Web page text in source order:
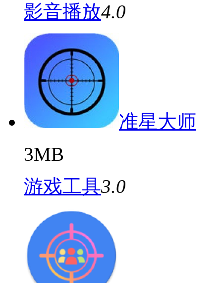
影音播放4.0
准星大师
3MB
游戏工具3.0